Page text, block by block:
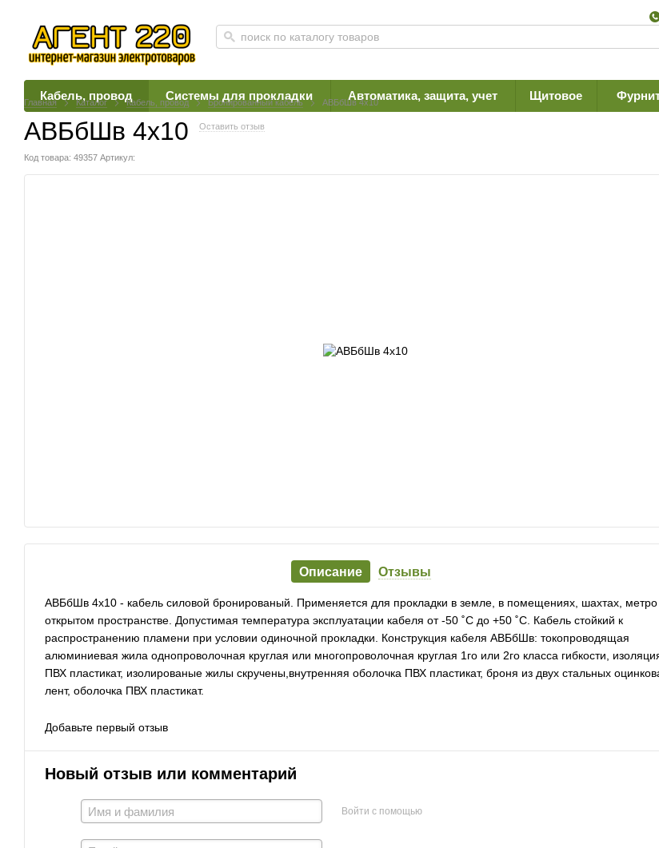
Кабель, провод Системы для прокладки Автоматика, защита, учет Щитовое
Главная Каталог Кабель, провод Бронированный кабель АВБбШв 4х10
АВБбШв 4х10 Оставить отзыв
Код товара: 49357 Артикул:
Описание Отзывы
АВБбШв 4х10 - кабель силовой бронированый. Применяется для прокладки в земле, в помещениях, шахтах, метро
открытом пространстве. Допустимая температура эксплуатации кабеля от -50 ˚С до +50 ˚С. Кабель стойкий к
распространению пламени при условии одиночной прокладки. Конструкция кабеля АВБбШв: токопроводящая
алюминиевая жила однопроволочная круглая или многопроволочная круглая 1го или 2го класса гибкости,
ПВХ пластикат, изолированые жилы скручены,внутренняя оболочка ПВХ пластикат, броня из двух стальных
лент, оболочка ПВХ пластикат.
Добавьте первый отзыв
Новый отзыв или комментарий
Войти с помощью